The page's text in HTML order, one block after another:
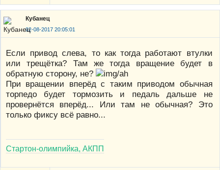
Кубанец
02-08-2017 20:05:01
Если привод слева, то как тогда работают втулки
или трещётка? Там же тогда вращение будет в
обратную сторону, не?
При вращении вперёд с таким приводом обычная
торпедо будет тормозить и педаль дальше не
провернётся вперёд... Или там не обычная? Это
только фиксу всё равно...
Стартон-олимпийка, АКПП